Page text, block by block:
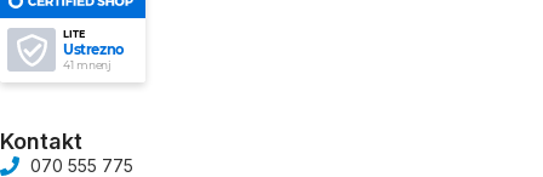
LITE
Ustrezno
41 mnenj
Kontakt
070 555 775